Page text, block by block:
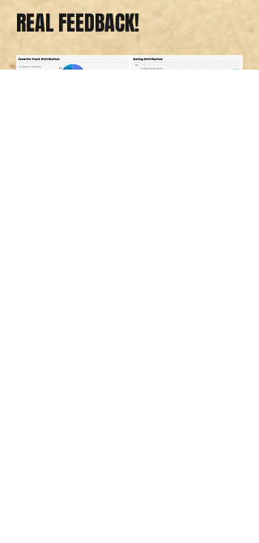
REAL FEEDBACK!